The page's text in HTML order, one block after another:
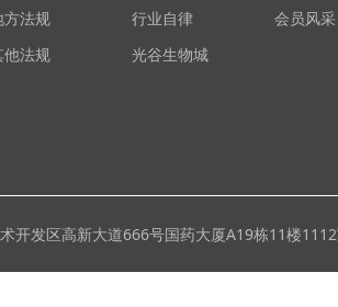
方法规
他法规
行业自律
光谷生物城
会员风采
开发区高新大道666号国药大厦A19栋11楼